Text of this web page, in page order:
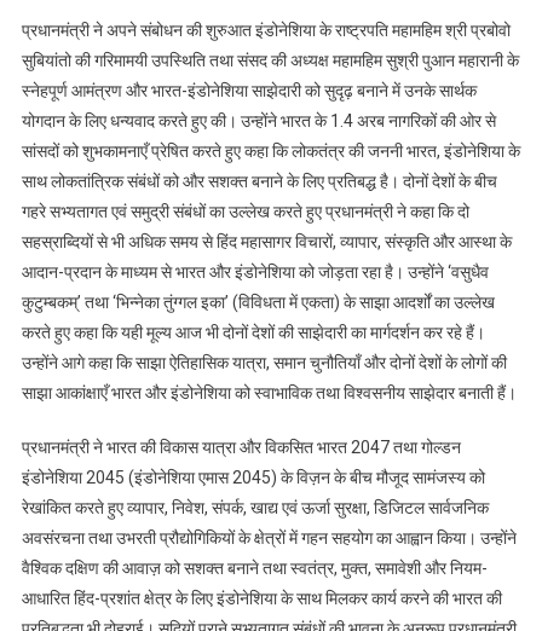
संसद
को
किया
प्रधानमंत्री ने अपने संबोधन की शुरुआत इंडोनेशिया के राष्ट्रपति महामहिम श्री प्रबोवो
सुबियांतो की गरिमामयी उपस्थिति तथा संसद की अध्यक्ष महामहिम सुश्री पुआन महारानी के
स्नेहपूर्ण आमंत्रण और भारत-इंडोनेशिया साझेदारी को सुदृढ़ बनाने में उनके सार्थक
योगदान के लिए धन्यवाद करते हुए की। उन्होंने भारत के 1.4 अरब नागरिकों की ओर से
सांसदों को शुभकामनाएँ प्रेषित करते हुए कहा कि लोकतंत्र की जननी भारत, इंडोनेशिया के
साथ लोकतांत्रिक संबंधों को और सशक्त बनाने के लिए प्रतिबद्ध है। दोनों देशों के बीच
गहरे सभ्यतागत एवं समुद्री संबंधों का उल्लेख करते हुए प्रधानमंत्री ने कहा कि दो
सहस्राब्दियों से भी अधिक समय से हिंद महासागर विचारों, व्यापार, संस्कृति और आस्था के
आदान-प्रदान के माध्यम से भारत और इंडोनेशिया को जोड़ता रहा है। उन्होंने ‘वसुधैव
कुटुम्बकम्’ तथा ‘भिन्नेका तुंग्गल इका’ (विविधता में एकता) के साझा आदर्शों का उल्लेख
करते हुए कहा कि यही मूल्य आज भी दोनों देशों की साझेदारी का मार्गदर्शन कर रहे हैं।
उन्होंने आगे कहा कि साझा ऐतिहासिक यात्रा, समान चुनौतियाँ और दोनों देशों के लोगों की
साझा आकांक्षाएँ भारत और इंडोनेशिया को स्वाभाविक तथा विश्वसनीय साझेदार बनाती हैं।
प्रधानमंत्री ने भारत की विकास यात्रा और विकसित भारत 2047 तथा गोल्डन
इंडोनेशिया 2045 (इंडोनेशिया एमास 2045) के विज़न के बीच मौजूद सामंजस्य को
रेखांकित करते हुए व्यापार, निवेश, संपर्क, खाद्य एवं ऊर्जा सुरक्षा, डिजिटल सार्वजनिक
अवसंरचना तथा उभरती प्रौद्योगिकियों के क्षेत्रों में गहन सहयोग का आह्वान किया। उन्होंने
वैश्विक दक्षिण की आवाज़ को सशक्त बनाने तथा स्वतंत्र, मुक्त, समावेशी और नियम-
आधारित हिंद-प्रशांत क्षेत्र के लिए इंडोनेशिया के साथ मिलकर कार्य करने की भारत की